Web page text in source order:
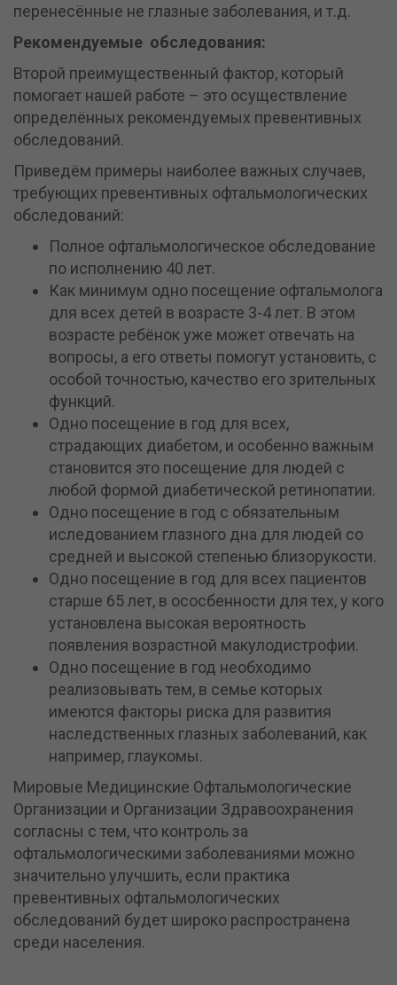
перенесённые не глазные заболевания, и т.д.
Рекомендуемые обследования:
Второй преимущественный фактор, который
помогает нашей работе – это осуществление
определённых рекомендуемых превентивных
обследований.
Приведём примеры наиболее важных случаев,
требующих превентивных офтальмологических
обследований:
Полное офтальмологическое обследование
по исполнению 40 лет.
Как минимум одно посещение офтальмолога
для всех детей в возрасте 3-4 лет. В этом
возрасте ребёнок уже может отвечать на
вопросы, а его ответы помогут установить, с
особой точностью, качество его зрительных
функций.
Одно посещение в год для всех,
страдающих диабетом, и особенно важным
становится это посещение для людей с
любой формой диабетической ретинопатии.
Одно посещение в год с обязательным
иследованием глазного дна для людей со
средней и высокой степенью близорукости.
Одно посещение в год для всех пациентов
старше 65 лет, в ососбенности для тех, у кого
установлена высокая вероятность
появления возрастной макулодистрофии.
Одно посещение в год необходимо
реализовывать тем, в семье которых
имеются факторы риска для развития
наследственных глазных заболеваний, как
например, глаукомы.
Мировые Медицинские Офтальмологические
Организации и Организации Здравоохранения
согласны с тем, что контроль за
офтальмологическими заболеваниями можно
значительно улучшить, если практика
превентивных офтальмологических
обследований будет широко распространена
среди населения.